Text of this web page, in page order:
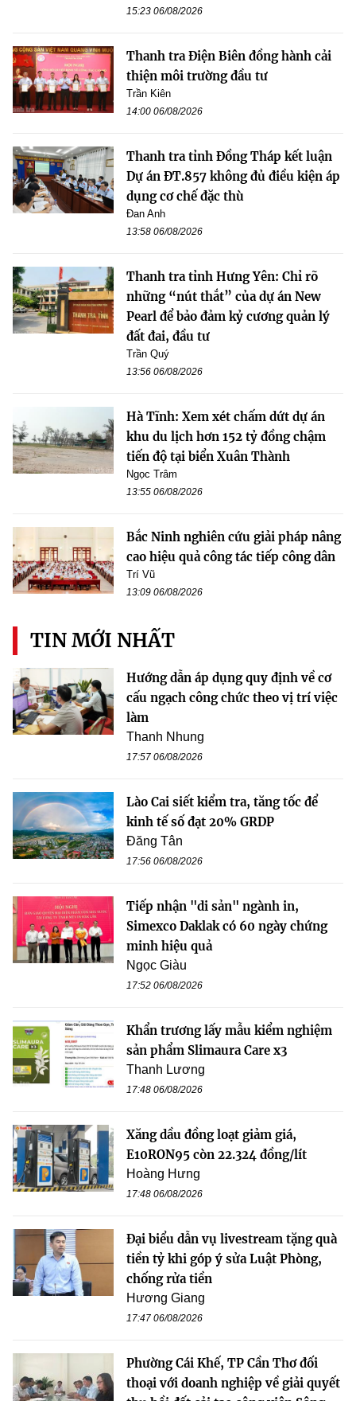
15:23 06/08/2026
Thanh tra Điện Biên đồng hành cải
thiện môi trường đầu tư
Trần Kiên
14:00 06/08/2026
Thanh tra tỉnh Đồng Tháp kết luận
Dự án ĐT.857 không đủ điều kiện áp
dụng cơ chế đặc thù
Đan Anh
13:58 06/08/2026
Thanh tra tỉnh Hưng Yên: Chỉ rõ
những “nút thắt” của dự án New
Pearl để bảo đảm kỷ cương quản lý
đất đai, đầu tư
Trần Quý
13:56 06/08/2026
Hà Tĩnh: Xem xét chấm dứt dự án
khu du lịch hơn 152 tỷ đồng chậm
tiến độ tại biển Xuân Thành
Ngọc Trâm
13:55 06/08/2026
Bắc Ninh nghiên cứu giải pháp nâng
cao hiệu quả công tác tiếp công dân
Trí Vũ
13:09 06/08/2026
TIN MỚI NHẤT
Hướng dẫn áp dụng quy định về cơ
cấu ngạch công chức theo vị trí việc
làm
Thanh Nhung
17:57 06/08/2026
Lào Cai siết kiểm tra, tăng tốc để
kinh tế số đạt 20% GRDP
Đăng Tân
17:56 06/08/2026
Tiếp nhận "di sản" ngành in,
Simexco Daklak có 60 ngày chứng
minh hiệu quả
Ngọc Giàu
17:52 06/08/2026
Khẩn trương lấy mẫu kiểm nghiệm
sản phẩm Slimaura Care x3
Thanh Lương
17:48 06/08/2026
Xăng dầu đồng loạt giảm giá,
E10RON95 còn 22.324 đồng/lít
Hoàng Hưng
17:48 06/08/2026
Đại biểu dẫn vụ livestream tặng quà
tiền tỷ khi góp ý sửa Luật Phòng,
chống rửa tiền
Hương Giang
17:47 06/08/2026
Phường Cái Khế, TP Cần Thơ đối
thoại với doanh nghiệp về giải quyết